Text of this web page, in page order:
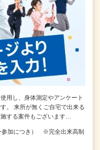
用し、身体測定やアンケート
。 来所が無くご自宅で出来る
する案件もございます…
参加につき） ※完全出来高制